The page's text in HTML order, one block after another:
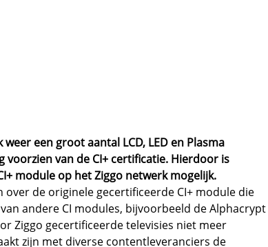
een groot aantal LCD, LED en Plasma
van de CI+ certificatie. Hierdoor is
module op het Ziggo netwerk mogelijk.
de originele gecertificeerde CI+ module die
andere CI modules, bijvoorbeeld de Alphacrypt
Ziggo gecertificeerde televisies niet meer
zijn met diverse contentleveranciers de